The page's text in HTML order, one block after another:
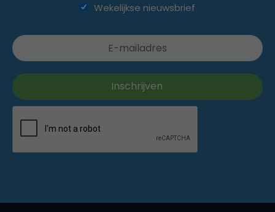
Wekelijkse nieuwsbrief